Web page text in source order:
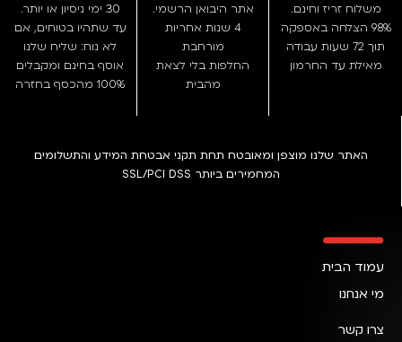
משלוח זריז וחינם.
98% הצלחה באספקה
תוך 72 שעות עבודה
מאילת עד החרמון
אתר היבואן הרשמי.
4 שנות אחריות
מורחבת
החלפות בלי לצאת
מהבית
30 ימי ניסיון או יותר.
עד שתהיו בטוחים, אם
לא נוח: שליח שלנו
אוסף בחינם ומקבלים
100% מהכסף בחזרה
האתר שלנו מוצפן ומאובטח תחת תקני אבטחת המידע והתשלומים
המחמירים ביותר SSL/PCI DSS
עמוד הבית
מי אנחנו
צרו קשר